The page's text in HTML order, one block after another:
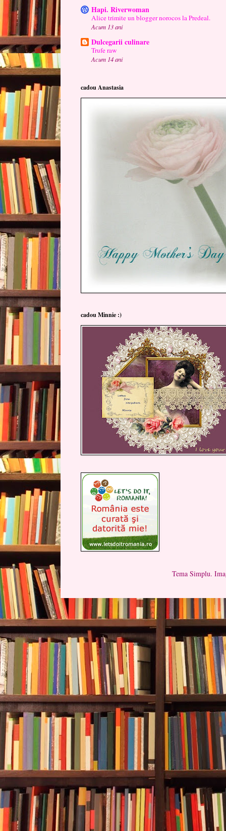
Hapi. Riverwoman
Alice trimite un blogger norocos la Predeal.
Acum 13 ani
Dulcegarii culinare
Trufe raw
Acum 14 ani
cadou Anastasia
cadou Minnie :)
Tema Simplu.